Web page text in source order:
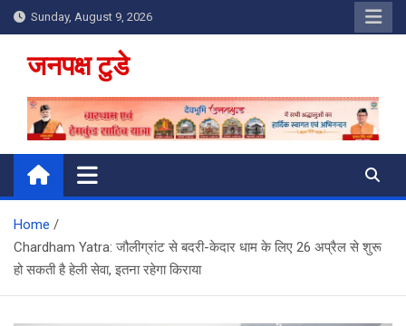
Skip
to
content
Sunday, August 9, 2026
जनपक्ष टुडे
Home
Chardham Yatra: जौलीग्रांट से बदरी-केदार धाम के लिए 26 अप्रैल से शुरू
हो सकती है हेली सेवा, इतना रहेगा किराया